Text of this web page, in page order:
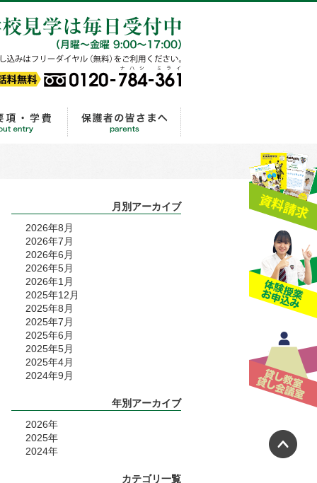
談
イフ 出願から入学手続きまでの流れ
月別アーカイブ
2026年8月
2026年7月
2026年6月
2026年5月
2026年1月
2025年12月
2025年8月
2025年7月
2025年6月
2025年5月
2025年4月
2024年9月
年別アーカイブ
2026年
2025年
2024年
カテゴリ一覧